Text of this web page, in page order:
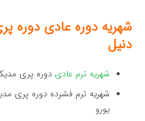
شهریه دوره عادی دوره
دنیل
شهریه ترم عادی دوره پری مدیکال
یورو